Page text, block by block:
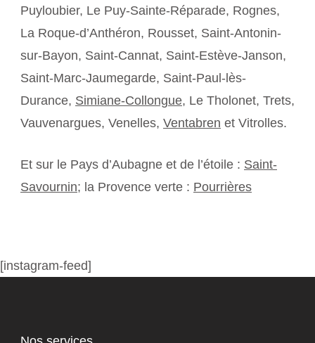
Puyloubier, Le Puy-Sainte-Réparade, Rognes,
La Roque-d’Anthéron, Rousset, Saint-Antonin-
sur-Bayon, Saint-Cannat, Saint-Estève-Janson,
Saint-Marc-Jaumegarde, Saint-Paul-lès-
Durance, Simiane-Collongue, Le Tholonet, Trets,
Vauvenargues, Venelles, Ventabren et Vitrolles.
Et sur le Pays d’Aubagne et de l’étoile : Saint-
Savournin; la Provence verte : Pourrières
[instagram-feed]